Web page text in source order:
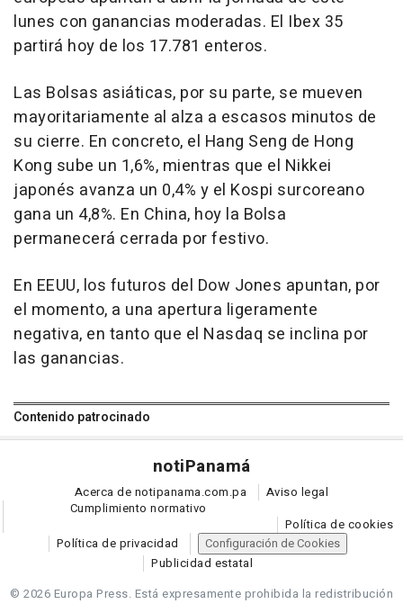
lunes con ganancias moderadas. El Ibex 35
partirá hoy de los 17.781 enteros.
Las Bolsas asiáticas, por su parte, se mueven
mayoritariamente al alza a escasos minutos de
su cierre. En concreto, el Hang Seng de Hong
Kong sube un 1,6%, mientras que el Nikkei
japonés avanza un 0,4% y el Kospi surcoreano
gana un 4,8%. En China, hoy la Bolsa
permanecerá cerrada por festivo.
En EEUU, los futuros del Dow Jones apuntan, por
el momento, a una apertura ligeramente
negativa, en tanto que el Nasdaq se inclina por
las ganancias.
Contenido patrocinado
notiPanamá
Acerca de notipanama.com.pa
Aviso legal
Cumplimiento normativo
Política de cookies
Política de privacidad
Configuración de Cookies
Publicidad estatal
© 2026 Europa Press. Está expresamente prohibida la redistribución